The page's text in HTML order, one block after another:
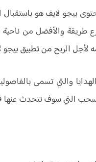
بيجو لايف هو باستقبال
والأفضل من ناحية
الربح من تطبيق بيجو
والتي تسمى
التي سوف نتحدث عنها